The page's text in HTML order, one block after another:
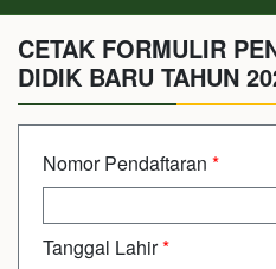
CETAK FORMULIR
DIDIK BARU TAHUN
Nomor Pendaftaran *
Tanggal Lahir*